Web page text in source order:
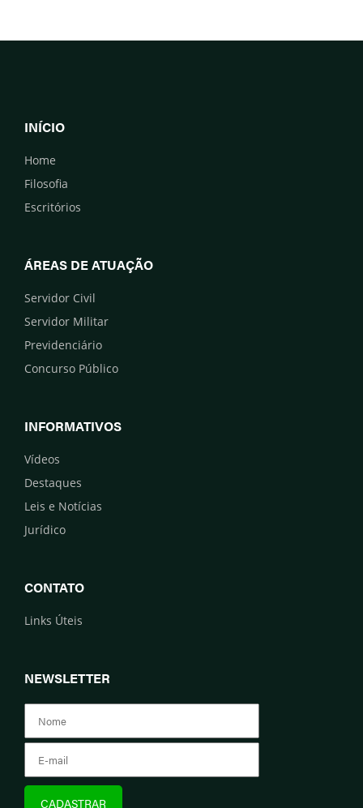
INÍCIO
Home
Filosofia
Escritórios
ÁREAS DE ATUAÇÃO
Servidor Civil
Servidor Militar
Previdenciário
Concurso Público
INFORMATIVOS
Vídeos
Destaques
Leis e Notícias
Jurídico
CONTATO
Links Úteis
NEWSLETTER